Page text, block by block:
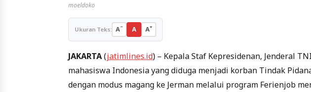
moeldoko
Ukuran Teks: A− A A+
JAKARTA(jatimlines.id) – Kepala Staf Kepresidenan, Jenderal
mahasiswa Indonesia yang diduga menjadi korban Tindak
dengan modus magang ke Jerman melalui program Ferienjob